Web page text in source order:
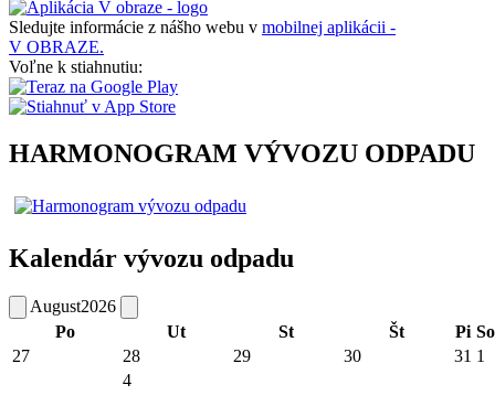
Sledujte informácie z nášho webu v mobilnej aplikácii -
V OBRAZE.
Voľne k stiahnutiu:
HARMONOGRAM VÝVOZU ODPADU
Kalendár vývozu odpadu
August2026
Po
Ut St Št Pi So
27
28 29 30 31 1
4